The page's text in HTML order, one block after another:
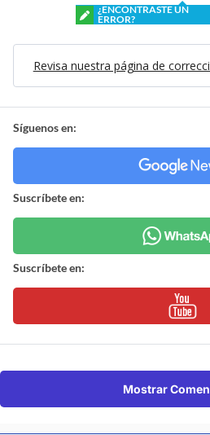
¿ENCONTRASTE UN
ERROR?
Revisa nuestra página de
Síguenos en:
Suscríbete en:
Suscríbete en:
Mostrar